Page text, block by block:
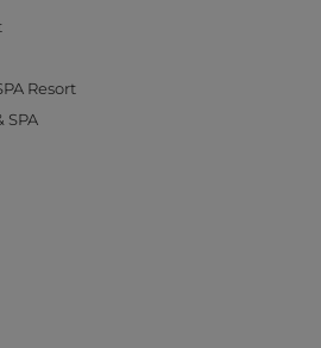
Resort
SPA